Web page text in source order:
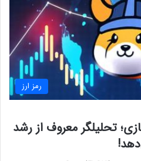
رمز ارز
تحلیلگر معروف از رشد